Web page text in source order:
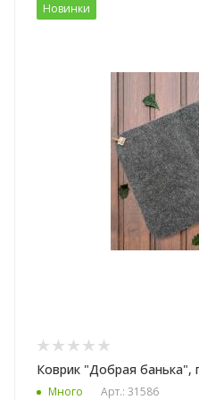
Новинки
Коврик "Добрая банька",
Много Арт.: 31586